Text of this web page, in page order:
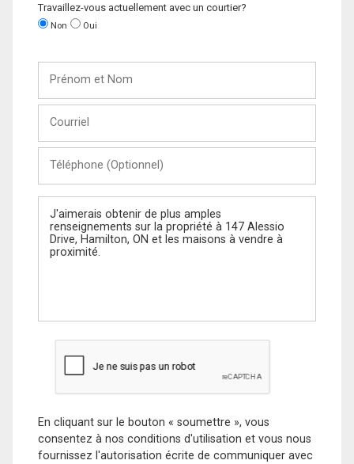
Travaillez-vous actuellement avec un courtier?
Non Oui
Nom
(Optionnel)
Message
En cliquant sur le bouton « soumettre », vous
consentez à nos conditions d'utilisation et vous nous
fournissez l'autorisation écrite de communiquer avec